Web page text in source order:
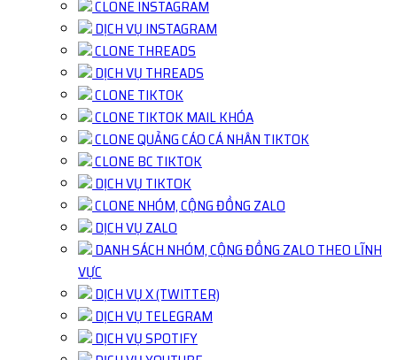
CLONE INSTAGRAM
DỊCH VỤ INSTAGRAM
CLONE THREADS
DỊCH VỤ THREADS
CLONE TIKTOK
CLONE TIKTOK MAIL KHÓA
CLONE QUẢNG CÁO CÁ NHÂN TIKTOK
CLONE BC TIKTOK
DỊCH VỤ TIKTOK
CLONE NHÓM, CỘNG ĐỒNG ZALO
DỊCH VỤ ZALO
DANH SÁCH NHÓM, CỘNG ĐỒNG ZALO THEO LĨNH
VỰC
DỊCH VỤ X (TWITTER)
DỊCH VỤ TELEGRAM
DỊCH VỤ SPOTIFY